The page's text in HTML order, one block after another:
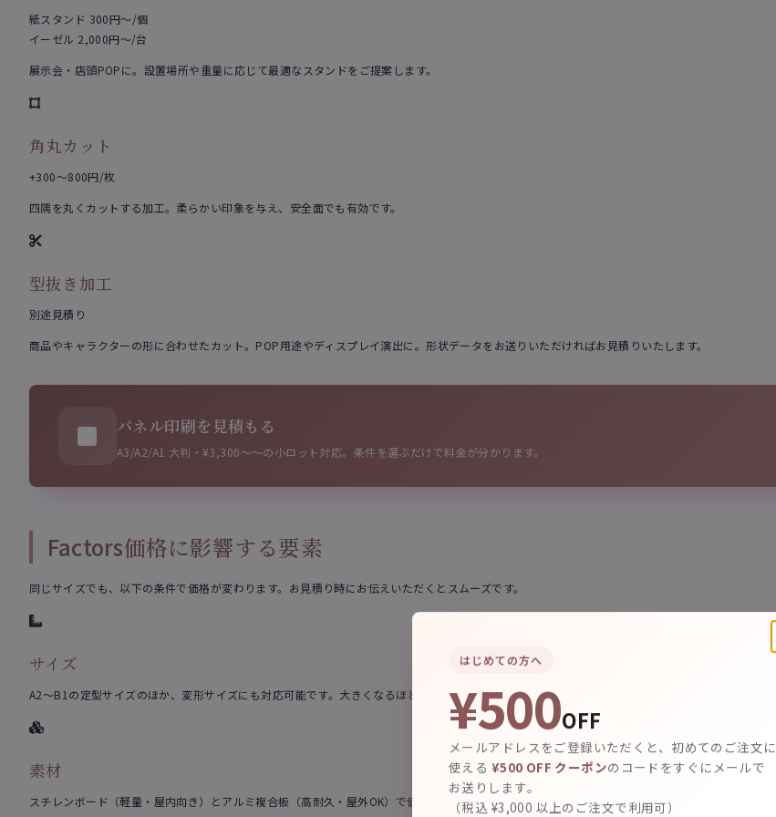
紙スタンド 300円〜/個
イーゼル 2,000円〜/台
展示会・店頭POPに。設置場所や重量に応じて最適なスタンドをご提案します。
角丸カット
+300〜800円/枚
四隅を丸くカットする加工。柔らかい印象を与え、安全面でも有効です。
型抜き加工
別途見積り
商品やキャラクターの形に合わせたカット。POP用途やディスプレイ演出に。形状データをお送りいただければお見積りいたします。
パネル印刷を見積もる
A3/A2/A1 大判・¥3,300〜〜の小ロット対応。条件を選ぶだけで料金が分かります。
Factors価格に影響する要素
同じサイズでも、以下の条件で価格が変わります。お見積り時にお伝えいただくとスムーズです。
サイズ
A2〜B1の定型サイズのほか、変形サイズにも対応可能です。大きくなるほど素材費・加工費が上がります。
素材
スチレンボード（軽量・屋内向き）とアルミ複合板（高耐久・屋外OK）で価格差が大きくなります。用途に合わせてご提案します。
はじめての方へ
¥500OFF
メールアドレスをご登録いただくと、初めてのご注文に
使える ¥500 OFF クーポンのコードをすぐにメールで
お送りします。
（税込 ¥3,000 以上のご注文で利用可）